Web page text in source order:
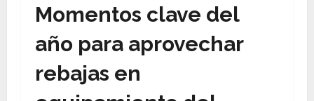
Momentos clave del
año para aprovechar
rebajas en